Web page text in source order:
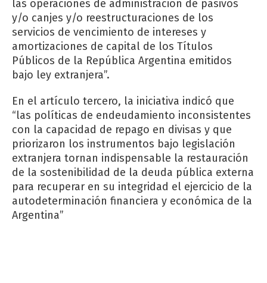
las operaciones de administración de pasivos
y/o canjes y/o reestructuraciones de los
servicios de vencimiento de intereses y
amortizaciones de capital de los Títulos
Públicos de la República Argentina emitidos
bajo ley extranjera”.
En el artículo tercero, la iniciativa indicó que
“las políticas de endeudamiento inconsistentes
con la capacidad de repago en divisas y que
priorizaron los instrumentos bajo legislación
extranjera tornan indispensable la restauración
de la sostenibilidad de la deuda pública externa
para recuperar en su integridad el ejercicio de la
autodeterminación financiera y económica de la
Argentina”